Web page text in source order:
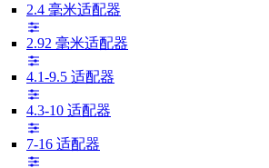
2.4 毫米适配器
2.92 毫米适配器
4.1-9.5 适配器
4.3-10 适配器
7-16 适配器